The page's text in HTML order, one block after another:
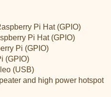
Pi Hat (GPIO)
Pi Hat (GPIO)
Pi (GPIO)
(GPIO)
(USB)
and high power hotspot